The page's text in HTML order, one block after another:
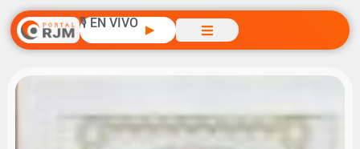
🎙️ EN VIVO ▶